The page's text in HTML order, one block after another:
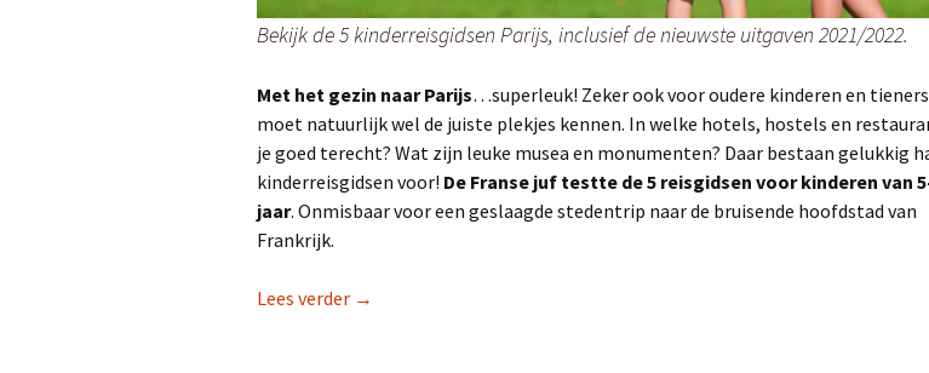
Bekijk de 5 kinderreisgidsen Parijs, inclusief de nieuwste uitgaven 2021/2022.
Met het gezin naar Parijs…superleuk! Zeker ook voor oudere kinderen en
moet natuurlijk wel de juiste plekjes kennen. In welke hotels, hostels en
je goed terecht? Wat zijn leuke musea en monumenten? Daar bestaan gelukkig
kinderreisgidsen voor! De Franse juf testte de 5 reisgidsen voor kinderen van
jaar. Onmisbaar voor een geslaagde stedentrip naar de bruisende hoofdstad van
Frankrijk.
Lees verder Tip voor een stedentrip: kinderreisgidsen Parijs
→